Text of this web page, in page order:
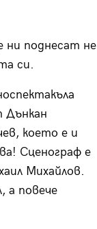
ни поднесат не
си.
Дънкан
което е и
Сценограф е
Михайлов.
а повече